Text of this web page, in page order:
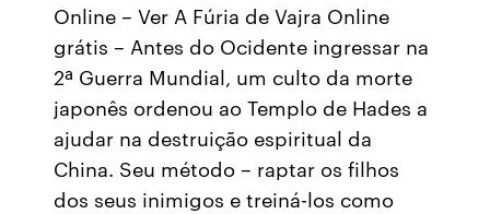
Online – Ver A Fúria de Vajra Online
grátis – Antes do Ocidente ingressar na
2ª Guerra Mundial, um culto da morte
japonês ordenou ao Templo de Hades a
ajudar na destruição espiritual da
China. Seu método – raptar os filhos
dos seus inimigos e treiná-los como